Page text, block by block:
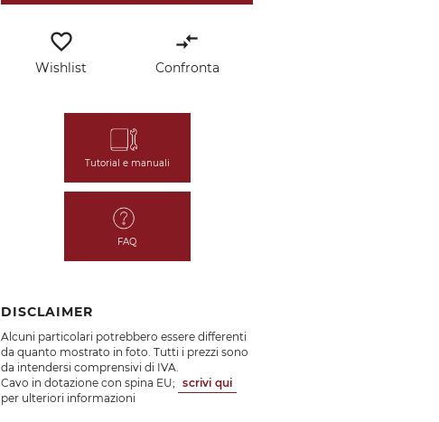
favorite_border
Wishlist
compare_arrows
Confronta
Tutorial e manuali
FAQ
DISCLAIMER
Alcuni particolari potrebbero essere differenti
da quanto mostrato in foto. Tutti i prezzi sono
da intendersi comprensivi di IVA.
Cavo in dotazione con spina EU;
scrivi qui
per ulteriori informazioni